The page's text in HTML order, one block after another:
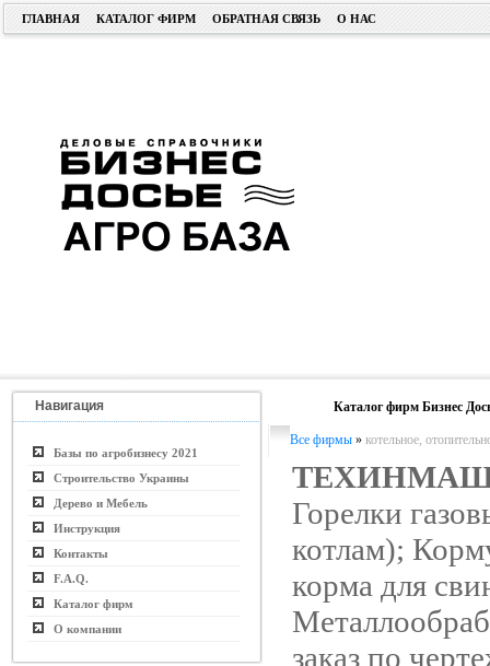
ГЛАВНАЯ КАТАЛОГ ФИРМ ОБРАТНАЯ СВЯЗЬ О НАС
Навигация
Базы по агробизнесу 2021
Строительство Украины
Дерево и Мебель
Инструкция
Контакты
F.A.Q.
Каталог фирм
О компании
Каталог фирм Бизнес
Все фирмы » котельное,
Горелки
котлам);
корма для
заказ по